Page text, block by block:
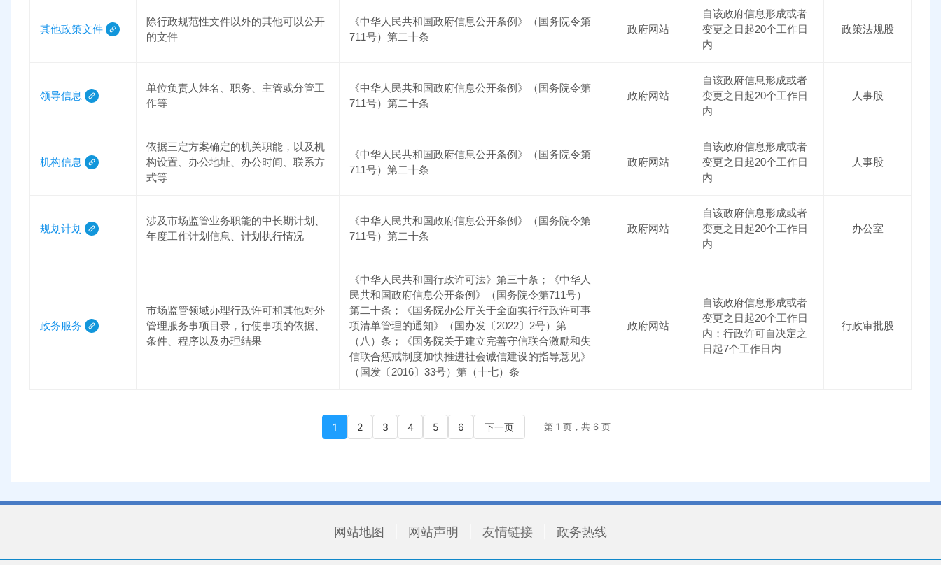
其他政策文件
除行政规范性文件以外的其他可以公开
的文件
《中华人民共和国政府信息公开条例》（国务院令第
711号）第二十条
政府网站
自该政府信息形成或者
变更之日起20个工作日
内
政策法规股
领导信息
单位负责人姓名、职务、主管或分管工
作等
《中华人民共和国政府信息公开条例》（国务院令第
711号）第二十条
政府网站
自该政府信息形成或者
变更之日起20个工作日
内
人事股
机构信息
依据三定方案确定的机关职能，以及机
构设置、办公地址、办公时间、联系方
式等
《中华人民共和国政府信息公开条例》（国务院令第
711号）第二十条
政府网站
自该政府信息形成或者
变更之日起20个工作日
内
人事股
规划计划
涉及市场监管业务职能的中长期计划、
年度工作计划信息、计划执行情况
《中华人民共和国政府信息公开条例》（国务院令第
711号）第二十条
政府网站
自该政府信息形成或者
变更之日起20个工作日
内
办公室
政务服务
市场监管领域办理行政许可和其他对外
管理服务事项目录，行使事项的依据、
条件、程序以及办理结果
《中华人民共和国行政许可法》第三十条；《中华人
民共和国政府信息公开条例》（国务院令第711号）
第二十条；《国务院办公厅关于全面实行行政许可事
项清单管理的通知》（国办发〔2022〕2号）第
（八）条；《国务院关于建立完善守信联合激励和失
信联合惩戒制度加快推进社会诚信建设的指导意见》
（国发〔2016〕33号）第（十七）条
政府网站
自该政府信息形成或者
变更之日起20个工作日
内；行政许可自决定之
日起7个工作日内
行政审批股
1 2 3 4 5 6 下一页 第 1 页，共 6 页
网站地图 网站声明 友情链接 政务热线